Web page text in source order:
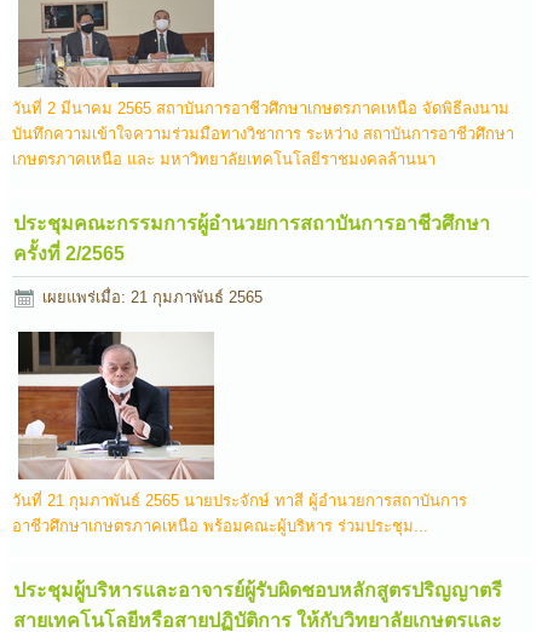
วันที่ 2 มีนาคม 2565 สถาบันการอาชีวศึกษาเกษตรภาคเหนือ จัดพิธีลงนาม
บันทึกความเข้าใจความร่วมมือทางวิชาการ ระหว่าง สถาบันการอาชีวศึกษา
เกษตรภาคเหนือ และ มหาวิทยาลัยเทคโนโลยีราชมงคลล้านนา
ประชุมคณะกรรมการผู้อำนวยการสถาบันการอาชีวศึกษา
ครั้งที่ 2/2565
เผยแพร่เมื่อ: 21 กุมภาพันธ์ 2565
วันที่ 21 กุมภาพันธ์ 2565 นายประจักษ์ ทาสี ผู้อำนวยการสถาบันการ
อาชีวศึกษาเกษตรภาคเหนือ พร้อมคณะผู้บริหาร ร่วมประชุม...
ประชุมผู้บริหารและอาจารย์ผู้รับผิดชอบหลักสูตรปริญญาตรี
สายเทคโนโลยีหรือสายปฏิบัติการ ให้กับวิทยาลัยเกษตรและ